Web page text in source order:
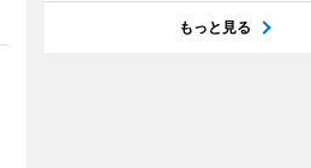
もっと見る